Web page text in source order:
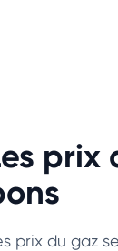
prix
prix du gaz